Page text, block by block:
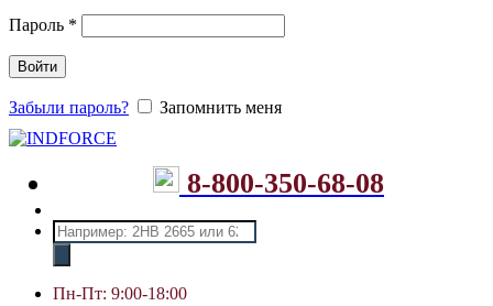
Пароль *
Войти
Забыли пароль? Запомнить меня
8-800-350-68-08
Поиск
товаров
Пн-Пт: 9:00-18:00